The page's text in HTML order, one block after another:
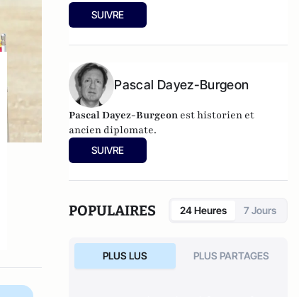
La Chine face au monde, chez Eyrolles.
SUIVRE
Pascal Dayez-Burgeon
Pascal Dayez-Burgeon est historien et
ancien diplomate.
SUIVRE
POPULAIRES 24 Heures 7 Jours
PLUS LUS PLUS PARTAGES